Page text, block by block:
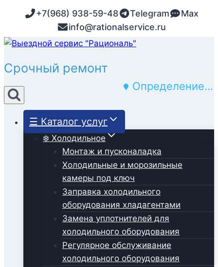
Перейти
содержимому
+7(968) 938-59-48 Telegram
Max
info@rationalservice.ru
Срочный ремонт
Определение...
☰ Каталог услуг
❄️ Холодильное
Монтаж и пусконаладка
Холодильные и морозильные
камеры под ключ
Заправка холодильного
оборудования хладагентами
Замена уплотнителей для
холодильного оборудования
Регулярное обслуживание
холодильного оборудования